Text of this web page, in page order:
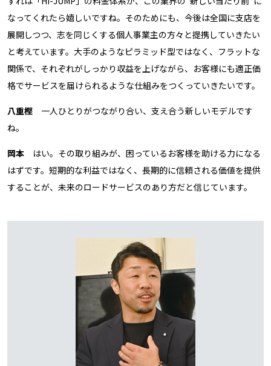
なってくれたら嬉しいですね。そのためにも、今後は全国に支店を
展開しつつ、志を同じくする個人事業主の方々と提携していきたい
と考えています。大手のようなピラミッド型ではなく、フラットな
関係で、それぞれがしっかり収益を上げながら、お客様にも適正価
格でサービスを届けられるような仕組みをつくっていきたいです。
八重樫 一人ひとりがつながり合い、支え合う新しいモデルです
ね。
岡本 はい。その取り組みが、困っているお客様を助ける力になる
はずです。短期的な利益ではなく、長期的に信頼される価値を提供
することが、未来のロードサービスのあり方だと信じています。